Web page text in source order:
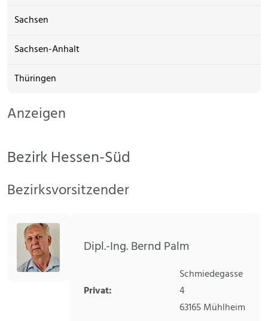
Sachsen
Sachsen-Anhalt
Thüringen
Anzeigen
Bezirk Hessen-Süd
Bezirksvorsitzender
Dipl.-Ing. Bernd Palm
Privat:
Schmiedegasse
4
63165Mühlheim